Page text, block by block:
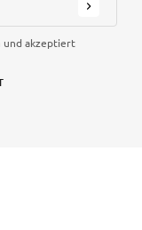
und akzeptiert